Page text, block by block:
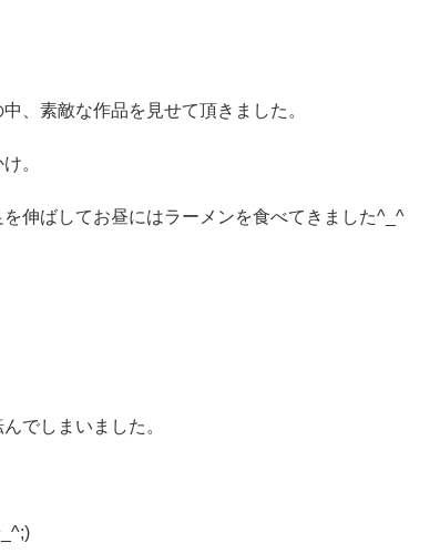
、素敵な作品を見せて頂きました。
。
伸ばしてお昼にはラーメンを食べてきました^_^
でしまいました。